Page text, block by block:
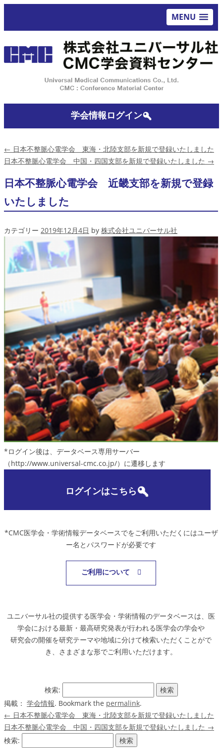
MENU
学会情報ログイン
← 日本不整脈心電学会 東海・北陸支部を新規で登録いたしました
日本不整脈心電学会 中国・四国支部を新規で登録いたしました →
日本不整脈心電学会 近畿支部を新規で登録
いたしました
カテゴリー 2019年12月4日 by 株式会社ユニバーサル社
*ログイン後は、データベース専用サーバー
（http://www.universal-cmc.co.jp/）に遷移します
ログインはこちら
*CMC医学会・学術情報データベースでをご利用いただくにはユーザ
ー名とパスワードが必要です
ご利用について
ユニバーサル社の提供する医学会・学術情報のデータベースは、医
学会における最新・最高研究発表が行われる医学会の学会や
研究会の開催を研究テーマや地域に分けて検索いただくことがで
き、さまざまな形でご利用いただけます。
検索:
掲載： 学会情報. Bookmark the permalink.
← 日本不整脈心電学会 東海・北陸支部を新規で登録いたしました
日本不整脈心電学会 中国・四国支部を新規で登録いたしました →
検索: